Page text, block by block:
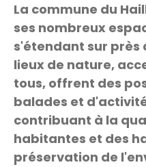
La commune du
ses nombreux
s'étendant sur près
lieux de nature,
tous, offrent des
balades et
contribuant à la
habitantes et des
préservation de